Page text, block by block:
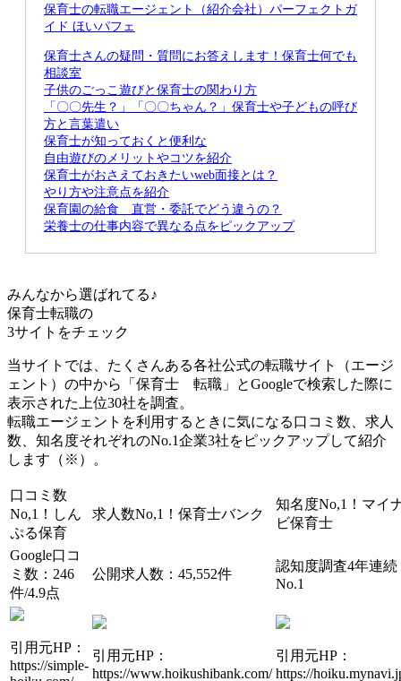
保育士の転職エージェント（紹介会社）パーフェクトガ
イド ほいパフェ
保育士さんの疑問・質問にお答えします！保育士何でも
相談室
子供のごっこ遊びと保育士の関わり方
「〇〇先生？」「〇〇ちゃん？」保育士や子どもの呼び
方と言葉遣い
保育士が知っておくと便利な
自由遊びのメリットやコツを紹介
保育士がおさえておきたいweb面接とは？
やり方や注意点を紹介
保育園の給食 直営・委託でどう違うの？
栄養士の仕事内容で異なる点をピックアップ
みんなから選ばれてる♪
保育士転職の
3サイト をチェック
当サイトでは、たくさんある各社公式の転職サイト（エージ
ェント）の中から「保育士 転職」とGoogleで検索した際に
表示された上位30社を調査。
転職エージェントを利用するときに気になる口コミ数、求人
数、知名度それぞれのNo.1企業3社をピックアップして紹介
します（※）。
口コミ数
No,1！ しん
ぷる保育
求人数No,1！ 保育士バンク
知名度No,1！ マイ
ビ保育士
Google口コ
ミ数：246
件/4.9点
公開求人数：45,552件
認知度調査4年連続
No.1
引用元HP：
https://simple-
引用元HP：
https://www.hoikushibank.com/
引用元HP：
https://